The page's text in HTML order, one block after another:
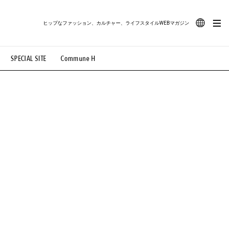
SPECIAL SITE Commune H
ヒップなファッション、カルチャー、ライフスタイルWEBマガジン
#路地裏てぃーん。 #MONTHLY JOURNAL
#MOVIE #LIFESTYLE #SNEAKER #OUTDOOR